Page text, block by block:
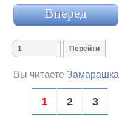
Вперед
Вы читаете Замарашка
1 2 3